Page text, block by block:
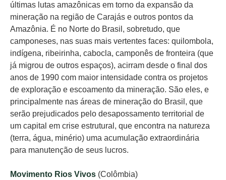
últimas lutas amazônicas em torno da expansão da
mineração na região de Carajás e outros pontos da
Amazônia. É no Norte do Brasil, sobretudo, que
camponeses, nas suas mais vertentes faces: quilombola,
indígena, ribeirinha, cabocla, camponês de fronteira (que
já migrou de outros espaços), acirram desde o final dos
anos de 1990 com maior intensidade contra os projetos
de exploração e escoamento da mineração. São eles, e
principalmente nas áreas de mineração do Brasil, que
serão prejudicados pelo desapossamento territorial de
um capital em crise estrutural, que encontra na natureza
(terra, água, minério) uma acumulação extraordinária
para manutenção de seus lucros.
Movimento Rios Vivos (Colômbia)